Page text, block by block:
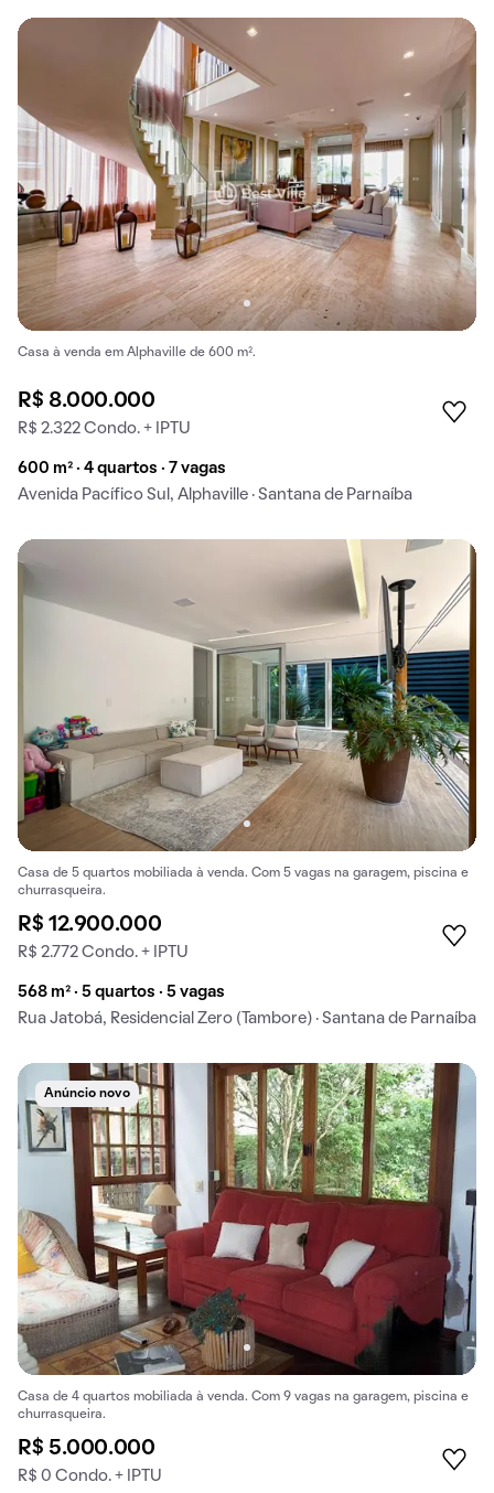
Casa à venda em Alphaville de 600 m².
R$ 8.000.000
R$ 2.322 Condo. + IPTU
600 m² · 4 quartos · 7 vagas
Avenida Pacífico Sul, Alphaville · Santana de Parnaíba
Casa de 5 quartos mobiliada à venda. Com 5 vagas na garagem, piscina e
churrasqueira.
R$ 12.900.000
R$ 2.772 Condo. + IPTU
568 m² · 5 quartos · 5 vagas
Rua Jatobá, Residencial Zero (Tambore) · Santana de Parnaíba
Anúncio novo
Casa de 4 quartos mobiliada à venda. Com 9 vagas na garagem, piscina e
churrasqueira.
R$ 5.000.000
R$ 0 Condo. + IPTU